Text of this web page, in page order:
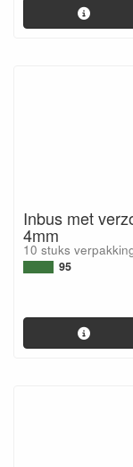
Inbus met
4mm
10 stuks
95